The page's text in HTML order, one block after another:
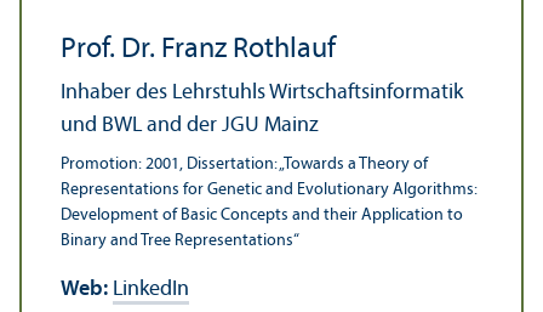
Prof. Dr. Franz Rothlauf
Inhaber des Lehr­stuhls Wirtschafts­informatik
und BWL and der JGU Mainz
Promotion: 2001, Dissertation: „Towards a Theory of
Representations for Genetic and Evolutionary Algorithms:
Development of Basic Concepts and their Application to
Binary and Tree Representations“
Web: LinkedIn